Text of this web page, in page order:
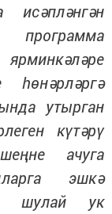
исәпләнгән
һөнәрләргә
утырган
күтәрү
ачуга
эшкә
шулай ук